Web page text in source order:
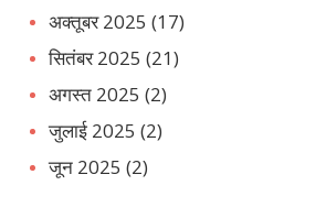
अक्तूबर 2025 (17)
सितंबर 2025 (21)
अगस्त 2025 (2)
जुलाई 2025 (2)
जून 2025 (2)